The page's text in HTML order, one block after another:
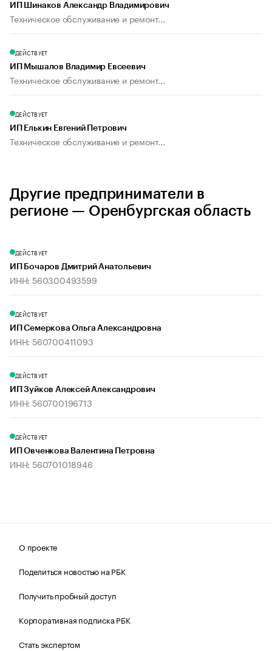
ИП Шинаков Александр Владимирович
Техническое обслуживание и ремонт...
ДЕЙСТВУЕТ
ИП Мышалов Владимир Евсеевич
Техническое обслуживание и ремонт...
ДЕЙСТВУЕТ
ИП Елькин Евгений Петрович
Техническое обслуживание и ремонт...
Другие предприниматели в
регионе — Оренбургская область
ДЕЙСТВУЕТ
ИП Бочаров Дмитрий Анатольевич
ИНН: 560300493599
ДЕЙСТВУЕТ
ИП Семеркова Ольга Александровна
ИНН: 560700411093
ДЕЙСТВУЕТ
ИП Зуйков Алексей Александрович
ИНН: 560700196713
ДЕЙСТВУЕТ
ИП Овченкова Валентина Петровна
ИНН: 560701018946
О проекте
Поделиться новостью на РБК
Получить пробный доступ
Корпоративная подписка РБК
Стать экспертом